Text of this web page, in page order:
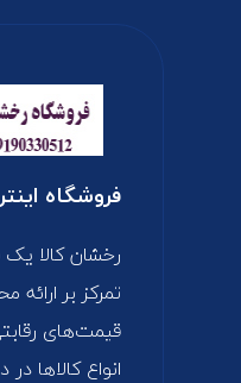
فروشگاه
رخشان کالا
تمرکز بر
قیمت‌های
انواع کالاها